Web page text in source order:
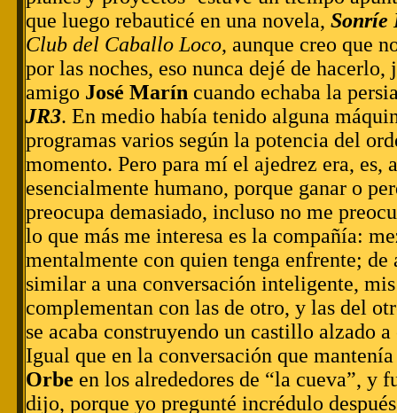
que luego rebauticé en una novela, Sonríe
Club del Caballo Loco, aunque creo que
por las noches, eso nunca dejé de hacerlo,
amigo José Maríncuando echaba la
JR3. En medio había tenido alguna
programas varios según la potencia del
momento. Pero para mí el ajedrez era, es,
esencialmente humano, porque ganar o
preocupa demasiado, incluso no me
lo que más me interesa es la compañía:
mentalmente con quien tenga enfrente; de
similar a una conversación inteligente, mis
complementan con las de otro, y las del
se acaba construyendo un castillo alzado
Igual que en la conversación que
Orbe en los alrededores de “la cueva”, y
dijo, porque yo pregunté incrédulo